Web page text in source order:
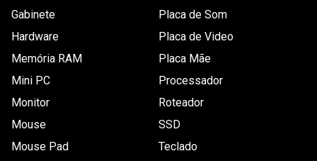
embalagem
Gabinete
Hardware
Memória RAM
Mini PC
Monitor
Mouse
Mouse Pad
Placa de Som
Placa de Video
Placa Mãe
Processador
Roteador
SSD
Teclado